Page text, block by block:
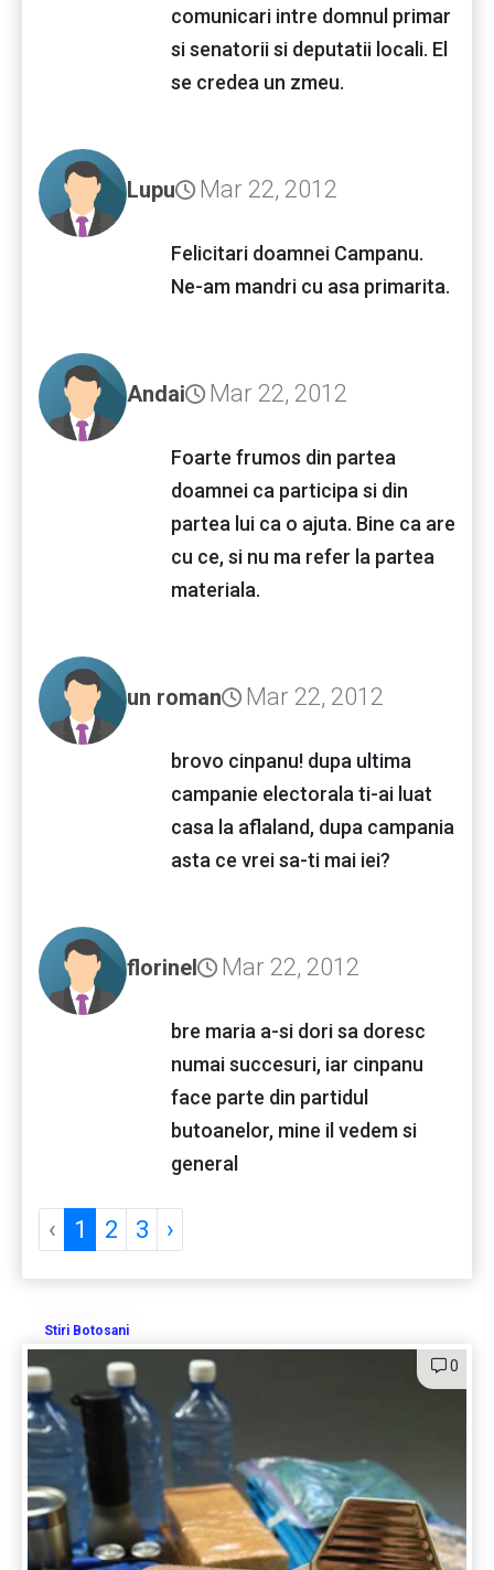
comunicari intre domnul primar
si senatorii si deputatii locali. El
se credea un zmeu.
Lupu Mar 22, 2012
Felicitari doamnei Campanu.
Ne-am mandri cu asa primarita.
Andai Mar 22, 2012
Foarte frumos din partea
doamnei ca participa si din
partea lui ca o ajuta. Bine ca are
cu ce, si nu ma refer la partea
materiala.
un roman Mar 22, 2012
brovo cinpanu! dupa ultima
campanie electorala ti-ai luat
casa la aflaland, dupa campania
asta ce vrei sa-ti mai iei?
florinel Mar 22, 2012
bre maria a-si dori sa doresc
numai succesuri, iar cinpanu
face parte din partidul
butoanelor, mine il vedem si
general
‹ 1 2 3 ›
Stiri Botosani
0